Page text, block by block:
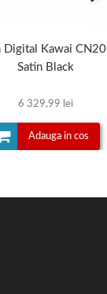
Digital Kawai
Satin Black
6 329,99 lei
Adauga in cos